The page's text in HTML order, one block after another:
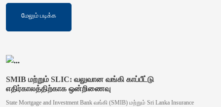
மேலும் படிக்க
SMIB மற்றும் SLIC: வலுவான வங்கி காப்பீட்டு
எதிர்காலத்திற்காக ஒன்றிணைவு
State Mortgage and Investment Bank வங்கி (SMIB) மற்றும் Sri Lanka Insurance